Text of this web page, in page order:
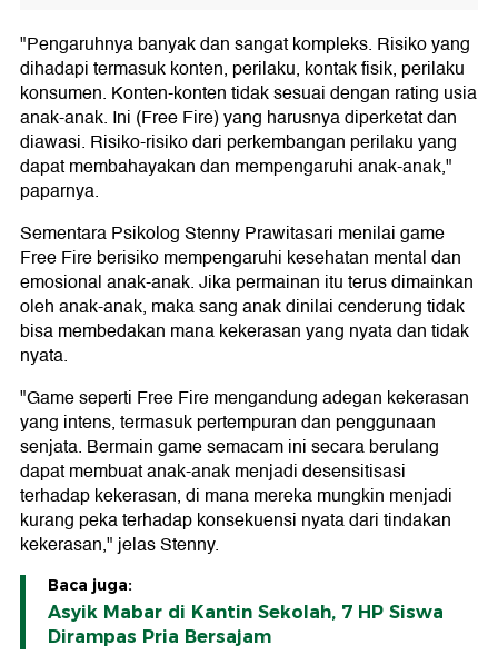
"Pengaruhnya banyak dan sangat kompleks. Risiko yang
dihadapi termasuk konten, perilaku, kontak fisik, perilaku
konsumen. Konten-konten tidak sesuai dengan rating usia
anak-anak. Ini (Free Fire) yang harusnya diperketat dan
diawasi. Risiko-risiko dari perkembangan perilaku yang
dapat membahayakan dan mempengaruhi anak-anak,"
paparnya.
Sementara Psikolog Stenny Prawitasari menilai game
Free Fire berisiko mempengaruhi kesehatan mental dan
emosional anak-anak. Jika permainan itu terus dimainkan
oleh anak-anak, maka sang anak dinilai cenderung tidak
bisa membedakan mana kekerasan yang nyata dan tidak
nyata.
"Game seperti Free Fire mengandung adegan kekerasan
yang intens, termasuk pertempuran dan penggunaan
senjata. Bermain game semacam ini secara berulang
dapat membuat anak-anak menjadi desensitisasi
terhadap kekerasan, di mana mereka mungkin menjadi
kurang peka terhadap konsekuensi nyata dari tindakan
kekerasan," jelas Stenny.
Baca juga:
Asyik Mabar di Kantin Sekolah, 7 HP Siswa
Dirampas Pria Bersajam